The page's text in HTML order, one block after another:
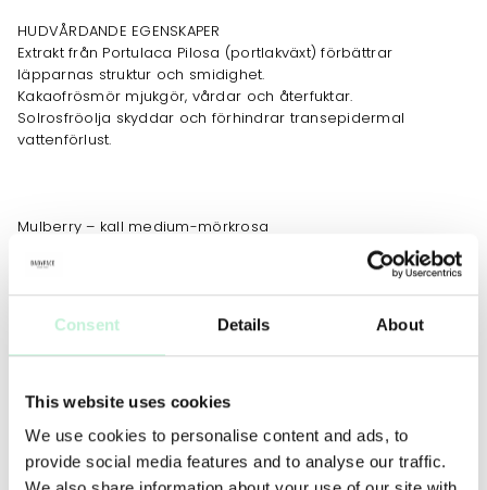
Consent Details About
This website uses cookies
We use cookies to personalise content and ads, to
provide social media features and to analyse our traffic.
HUDVÅRDANDE EGENSKAPER
Extrakt från Portulaca Pilosa (portlakväxt) förbättrar
läpparnas struktur och smidighet.
Kakaofrösmör mjukgör, vårdar och återfuktar.
Solrosfröolja skyddar och förhindrar transepidermal
vattenförlust.
Mulberry – kall medium-mörkrosa
Passionfruit – kall mörk fuchsia
Bordeaux – varm mörk plommon
Toffee – varm medium beige
Bellini – varm ljusrosa/beige
Rosebud – varm medium rosabrun